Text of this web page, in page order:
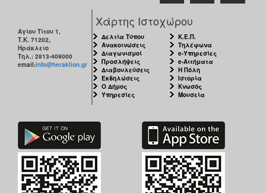
Αγίου Τίτου 1,
Τ.Κ. 71202,
Ηράκλειο
Τηλ.: 2813-409000
email:info@heraklion.gr
Χάρτης Ιστοχώρου
Δελτία Τύπου
Ανακοινώσεις
Διαγωνισμοί
Προσλήψεις
Διαβουλεύσεις
Εκδηλώσεις
Ο Δήμος
Υπηρεσίες
Κ.Ε.Π.
Τηλέφωνα
e-Υπηρεσίες
e-Αιτήματα
Η Πόλη
Ιστορία
Κνωσός
Μουσεία